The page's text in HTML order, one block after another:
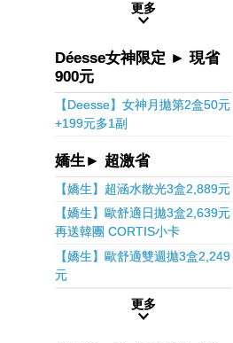
更多
Déesse女神限定 ► 現省
900元
【Deesse】女神月拋第2盒50元
+199元多1副
嬌生► 超激省
【嬌生】超涵水散光3盒2,889元
【嬌生】歐舒適日拋3盒2,639元
再送韓團 CORTIS小卡
【嬌生】歐舒適雙週拋3盒2,249
元
更多